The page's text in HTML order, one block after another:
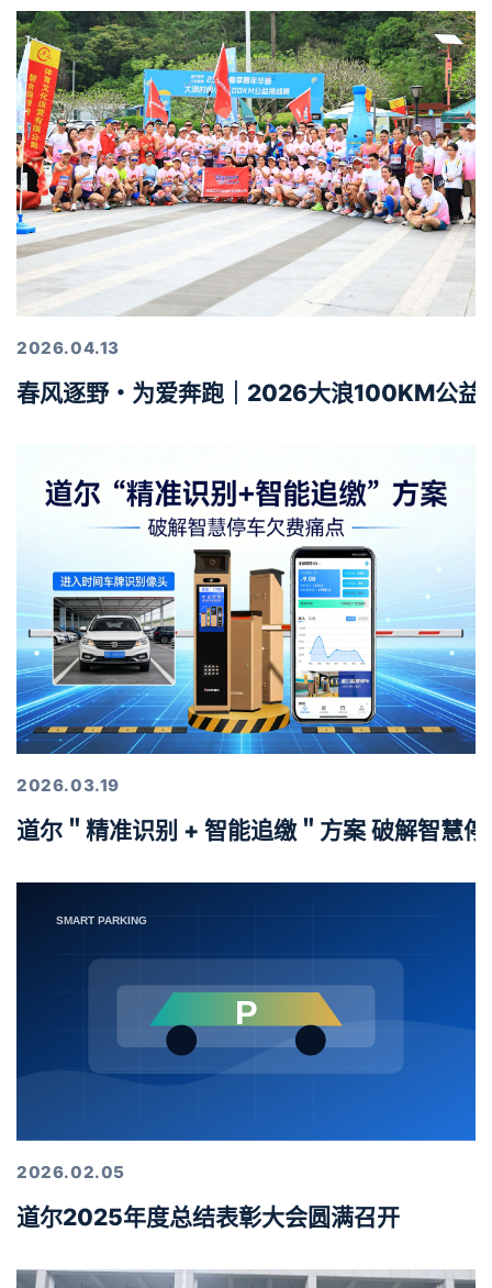
2026.04.13
春风逐野・为爱奔跑｜2026大浪100KM公益
2026.03.19
道尔＂精准识别 + 智能追缴＂方案 破解智慧
2026.02.05
道尔2025年度总结表彰大会圆满召开